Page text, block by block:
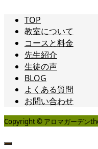
TOP
教室について
コースと料金
先生紹介
生徒の声
BLOG
よくある質問
お問い合わせ
Copyright © アロマガーデン